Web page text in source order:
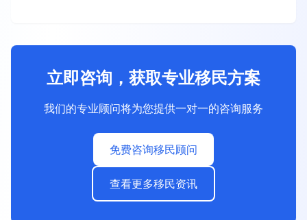
立即咨询，获取专业移民方案
我们的专业顾问将为您提供一对一的咨询服务
免费咨询移民顾问
查看更多移民资讯